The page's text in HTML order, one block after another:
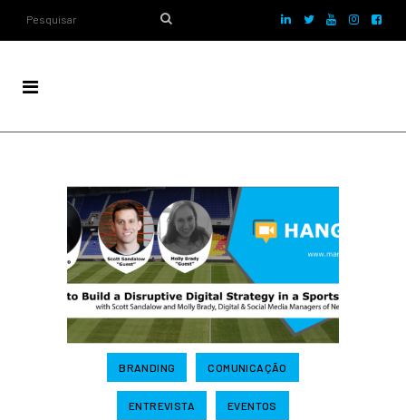
BRANDING COMUNICAÇÃO
ENTREVISTA EVENTOS